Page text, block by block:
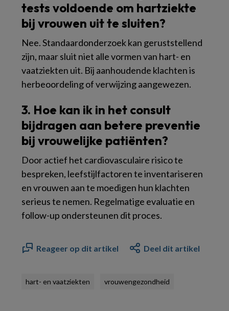
tests voldoende om hartziekte
bij vrouwen uit te sluiten?
Nee. Standaardonderzoek kan geruststellend
zijn, maar sluit niet alle vormen van hart- en
vaatziekten uit. Bij aanhoudende klachten is
herbeoordeling of verwijzing aangewezen.
3. Hoe kan ik in het consult
bijdragen aan betere preventie
bij vrouwelijke patiënten?
Door actief het cardiovasculaire risico te
bespreken, leefstijlfactoren te inventariseren
en vrouwen aan te moedigen hun klachten
serieus te nemen. Regelmatige evaluatie en
follow-up ondersteunen dit proces.
Reageer op dit artikel Deel dit artikel
hart- en vaatziekten vrouwengezondheid